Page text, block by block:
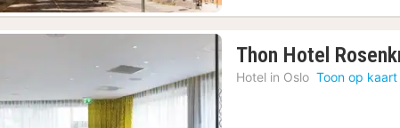
Thon Hotel
Hotel in Oslo Toon op kaart